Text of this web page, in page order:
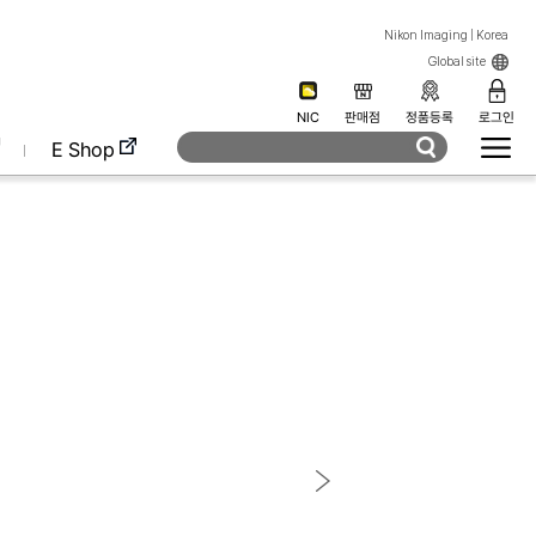
Nikon Imaging | Korea
Global site
NIC 판매점 정품등록 로그인
E Shop